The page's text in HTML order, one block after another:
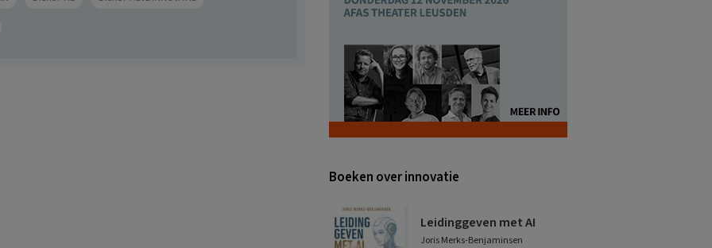
Boeken over innovatie
Leidinggeven met AI
Joris Merks-Benjaminsen